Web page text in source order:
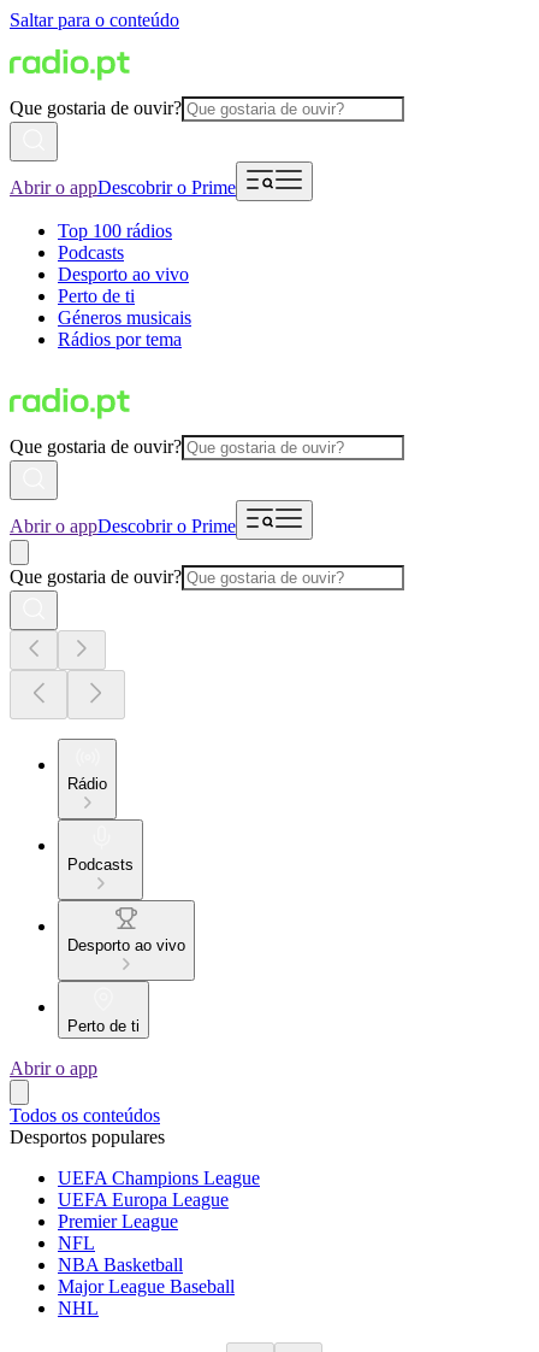
Saltar para o conteúdo
Que gostaria de ouvir?
Abrir o appDescobrir o Prime
Top 100 rádios
Podcasts
Desporto ao vivo
Perto de ti
Géneros musicais
Rádios por tema
Que gostaria de ouvir?
Abrir o appDescobrir o Prime
Que gostaria de ouvir?
Rádio
Podcasts
Desporto ao vivo
Perto de ti
Abrir o app
Todos os conteúdos
Desportos populares
UEFA Champions League
UEFA Europa League
Premier League
NFL
NBA Basketball
Major League Baseball
NHL